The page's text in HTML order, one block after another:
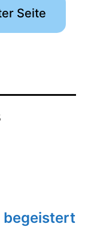
Seite
begeistert